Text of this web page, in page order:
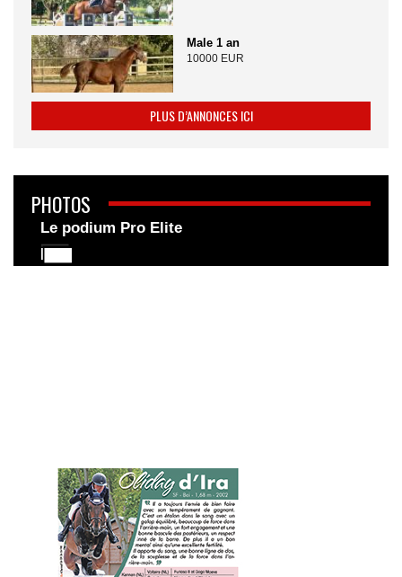
Male 1 an
10000 EUR
PLUS D’ANNONCES ICI
PHOTOS
Le podium Pro Elite